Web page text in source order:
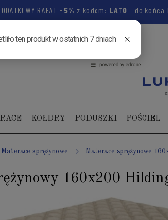
RABAT -5% z kodem: LATO - do końca
Zadzwoń:+48 502 104 104
KOŁDRY PODUSZKI POŚCIEL
Materace sprężynowe Materace sprężynowe
160x200